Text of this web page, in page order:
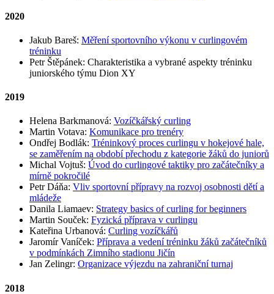
2020
Jakub Bareš: Měření sportovního výkonu v curlingovém
tréninku
Petr Štěpánek: Charakteristika a vybrané aspekty tréninku
juniorského týmu Dion XY
2019
Helena Barkmanová: Vozíčkářský curling
Martin Votava: Komunikace pro trenéry
Ondřej Bodlák: Tréninkový proces curlingu v hokejové hale,
se zaměřením na období přechodu z kategorie žáků do juniorů
Michal Vojtuš: Úvod do curlingové taktiky pro začátečníky a
mírně pokročilé
Petr Dáňa: Vliv sportovní přípravy na rozvoj osobnosti dětí a
mládeže
Danila Liamaev: Strategy basics of curling for beginners
Martin Souček: Fyzická příprava v curlingu
Kateřina Urbanová: Curling vozíčkářů
Jaromír Vaníček: Příprava a vedení tréninku žáků začátečníků
v podmínkách Zimního stadionu Jičín
Jan Zelingr: Organizace výjezdu na zahraniční turnaj
2018